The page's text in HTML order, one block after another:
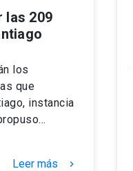
las 209
los
que
instancia
Leer más keyboard_arrow_right